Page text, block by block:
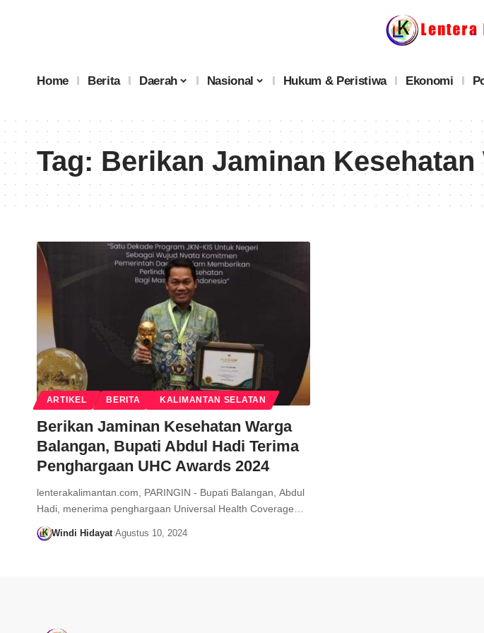
Home Berita Daerah Nasional Hukum & Peristiwa Ekonomi
Tag:Berikan Jaminan Kesehatan
ARTIKEL BERITA KALIMANTAN SELATAN
Berikan Jaminan Kesehatan Warga
Balangan, Bupati Abdul Hadi Terima
Penghargaan UHC Awards 2024
lenterakalimantan.com, PARINGIN - Bupati Balangan, Abdul
Hadi, menerima penghargaan Universal Health Coverage…
Windi Hidayat Agustus 10, 2024